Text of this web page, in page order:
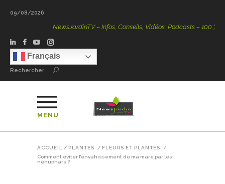
09/08/2026
NewsJardinTV – Infos, Conseils, Vidéos, Podcasts – 100 %
Français
Rechercher
MENU
ACCUEIL / PLANTES / FLEURS ET PLANTES
/
Comment éviter l’envahissement de ma mare par les
nénuphars ?